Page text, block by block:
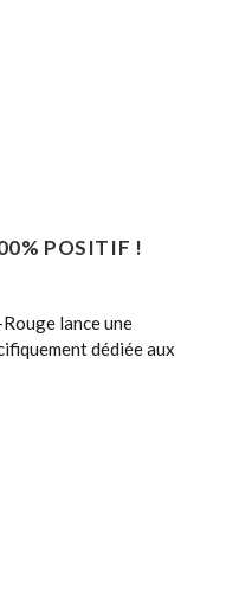
POSITIF !
lance une
dédiée aux